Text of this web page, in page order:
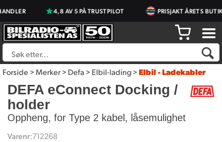
4,8 AV 5 PÅ TRUSTPILOT PRISJAKT ÅRETS
Forside>Merker>Defa>Elbil-lading>Elbil - Ladekabler
DEFA eConnect Docking /
holder
Oppheng, for Type 2 kabel, låsemulighet
Varenr:712268